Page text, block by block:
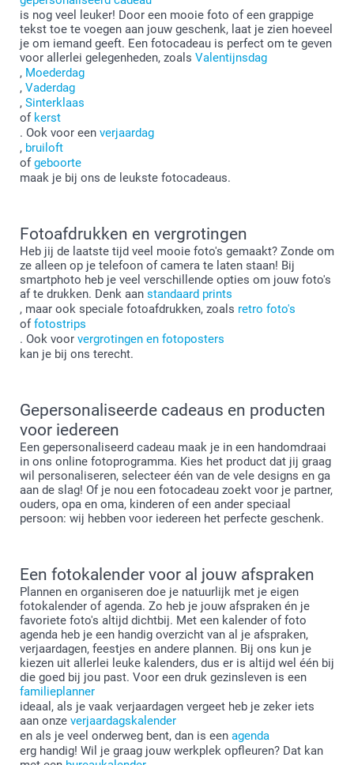
is nog veel leuker! Door een mooie foto of een grappige
tekst toe te voegen aan jouw geschenk, laat je zien hoeveel
je om iemand geeft. Een fotocadeau is perfect om te geven
voor allerlei gelegenheden, zoals Valentijnsdag
, Moederdag
, Vaderdag
, Sinterklaas
of kerst
. Ook voor een verjaardag
, bruiloft
ofgeboorte
maak je bij ons de leukste fotocadeaus.
Fotoafdrukken en vergrotingen
Heb jij de laatste tijd veel mooie foto's gemaakt? Zonde om
ze alleen op je telefoon of camera te laten staan! Bij
smartphoto heb je veel verschillende opties om jouw foto's
af te drukken. Denk aan standaard prints
, maar ook speciale fotoafdrukken, zoals retro foto's
offotostrips
. Ook voor vergrotingen en fotoposters
kan je bij ons terecht.
Gepersonaliseerde cadeaus en producten
voor iedereen
Een gepersonaliseerd cadeau maak je in een handomdraai
in ons online fotoprogramma. Kies het product dat jij graag
wil personaliseren, selecteer één van de vele designs en ga
aan de slag! Of je nou een fotocadeau zoekt voor je partner,
ouders, opa en oma, kinderen of een ander speciaal
persoon: wij hebben voor iedereen het perfecte geschenk.
Een fotokalender voor al jouw afspraken
Plannen en organiseren doe je natuurlijk met je eigen
fotokalender of agenda. Zo heb je jouw afspraken én je
favoriete foto's altijd dichtbij. Met een kalender of foto
agenda heb je een handig overzicht van al je afspraken,
verjaardagen, feestjes en andere plannen. Bij ons kun je
kiezen uit allerlei leuke kalenders, dus er is altijd wel één bij
die goed bij jou past. Voor een druk gezinsleven is een
familieplanner
ideaal, als je vaak verjaardagen vergeet heb je zeker iets
aan onze verjaardagskalender
en als je veel onderweg bent, dan is een agenda
erg handig! Wil je graag jouw werkplek opfleuren? Dat kan